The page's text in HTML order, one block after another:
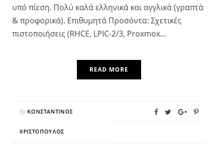
υπό πίεση. Πολύ καλά ελληνικά και αγγλικά (γραπτά
& προφορικά). Επιθυμητά Προσόντα: Σχετικές
πιστοποιήσεις (RHCE, LPIC-2/3, Proxmox…
READ MORE
By ΚΩΝΣΤΑΝΤΊΝΟΣ
ΧΡΙΣΤΌΠΟΥΛΟΣ